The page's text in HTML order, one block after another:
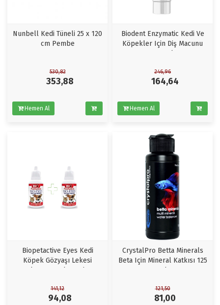
Nunbell Kedi Tüneli 25 x 120
cm Pembe
530,82
353,88
Hemen Al
Biodent Enzymatic Kedi Ve
Köpekler Için Diş Macunu
100 ml
246,96
164,64
Hemen Al
Biopetactive Eyes Kedi
Köpek Gözyaşı Lekesi
Çıkarıcı 50ml x 2Adet
141,12
94,08
CrystalPro Betta Minerals
Beta Için Mineral Katkısı 125
ml
121,50
81,00